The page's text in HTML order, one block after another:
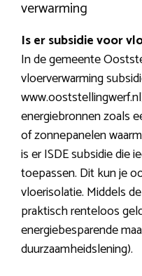
verwarming
Is er subsidie voor
In de gemeente
vloerverwarming
energiebronnen zoals
of zonnepanelen
is er ISDE subsidie die
toepassen. Dit kun je
vloerisolatie. Middels
praktisch renteloos
energiebesparende
duurzaamheidslening).